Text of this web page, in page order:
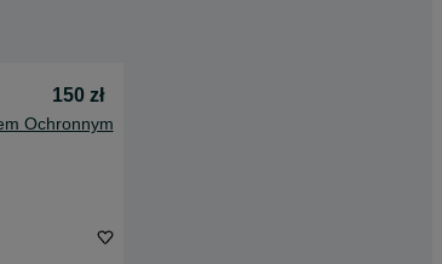
150 zł
Ochronnym